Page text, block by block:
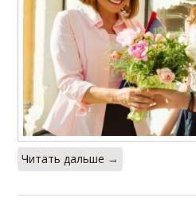
Читать дальше →